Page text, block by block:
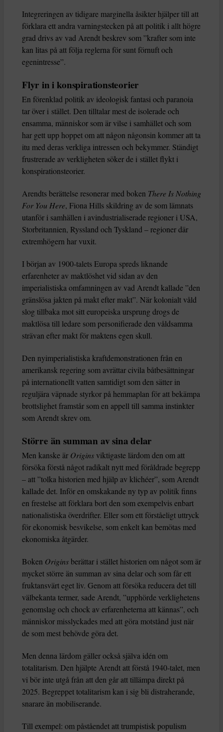
Integreringen av tidigare marginella åsikter hjälper till att
förklara ett andra varningstecken på att politik i allt högre
grad drivs av vad Arendt beskrev som ”krafter som inte
kan litas på att följa reglerna för sunt förnuft och
egenintresse”.
Flyr in i konspirationsteorier
En förenklad politik av ideologisk fantasi och paranoia
tar över i stället. Den tilltalar mest de isolerade och
ensamma, människor som är vilse i samhället och som
har gett upp hoppet om att någon någonsin kommer att ta
itu med deras verkliga intressen och bekymmer. Ständigt
frustrerade av verkligheten söker de i stället flykt i
konspirationsteorier.
Arendts berättelse resonerar med boken There Is Nothing
For You Here, Fiona Hills skildring av de som lämnats
utanför i samhällen i avindustrialiserade regioner i USA,
Storbritannien, Ryssland och Tyskland – regioner där
extremhögern har vuxit.
I början av 1900-talets Europa spreds liknande
erfarenheter av maktlöshet vid sidan av den
imperialistiska omfamningen av vad Arendt kallade ”den
gränslösa jakten på makt efter makt”. När kolonialt våld
slog tillbaka mot sitt europeiska ursprung drogs de
maktlösa till ledare som personifierade den våldsamma
strävan efter makt för maktens egen skull.
Den nyimperialistiska kraftdemonstrationen från en
amerikansk regering som avrättar civila båtbesättningar
på internationellt vatten samtidigt som den sätter in
reguljära väpnade styrkor på hemmaplan för att bekämpa
brottslighet framstår som en appell till samma instinkter
som Arendt skrev om.
Större än summan av sina delar
Men kanske är Origins viktigaste lärdom den om att
försöka förstå något radikalt nytt med föråldrade begrepp
– att ”tolka historien med hjälp av klichéer”, som Arendt
kallade det. Inför en omskakande ny typ av politik finns
en frestelse att förklara bort den som exempelvis enbart
nationalistiska överdrifter. Eller som ett förståeligt uttryck
för ekonomisk besvikelse, som enkelt kan bemötas med
ekonomiska åtgärder.
Boken Originsberättar i stället historien om något som är
mycket större än summan av sina delar och som får ett
fruktansvärt eget liv. Genom att försöka reducera det till
välbekanta termer, sade Arendt, ”upphörde verklighetens
genomslag och chock av erfarenheterna att kännas”, och
människor misslyckades med att göra motstånd just när
de som mest behövde göra det.
Men denna lärdom gäller också själva idén om
totalitarism. Den hjälpte Arendt att förstå 1940-talet, men
vi bör inte utgå från att den går att tillämpa direkt på
2025. Begreppet totalitarism kan i sig bli distraherande,
snarare än mobiliserande.
Till exempel: om påståendet att trumpistisk populism